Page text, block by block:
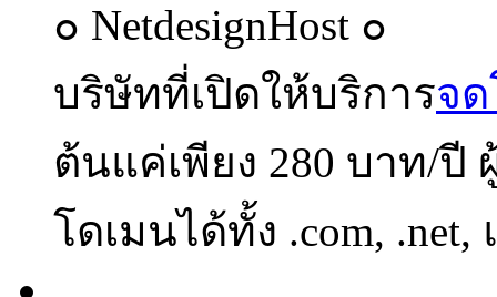
๐ NetdesignHost ๐
บริษัทที่เปิดให้บริการจ
ต้นแค่เพียง 280 บาท/ปี
โดเมนได้ทั้ง .com,